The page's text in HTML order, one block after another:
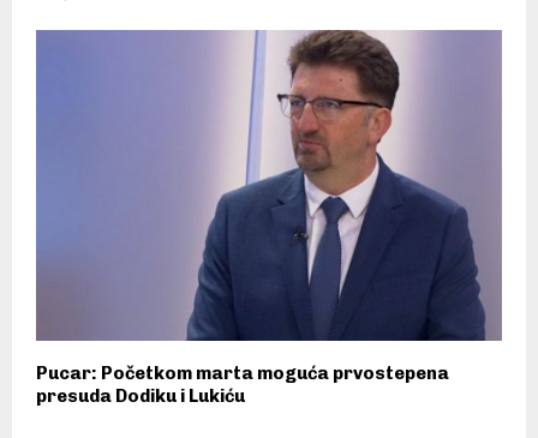
Pucar: Početkom marta moguća prvostepena
presuda Dodiku i Lukiću